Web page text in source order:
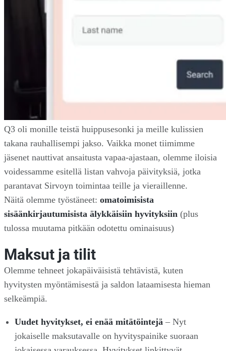
Q3 oli monille teistä huippusesonki ja meille kulissien
takana rauhallisempi jakso. Vaikka monet tiimimme
jäsenet nauttivat ansaitusta vapaa-ajastaan, olemme iloisia
voidessamme esitellä listan vahvoja päivityksiä, jotka
parantavat Sirvoyn toimintaa teille ja vieraillenne.
Näitä olemme työstäneet: omatoimisista
sisäänkirjautumisista älykkäisiin hyvityksiin (plus
tulossa muutama pitkään odotettu ominaisuus)
Maksut ja tilit
Olemme tehneet jokapäiväisistä tehtävistä, kuten
hyvitysten myöntämisestä ja saldon lataamisesta hieman
selkeämpiä.
Uudet hyvitykset, ei enää mitätöintejä– Nyt
jokaiselle maksutavalle on hyvityspainike suoraan